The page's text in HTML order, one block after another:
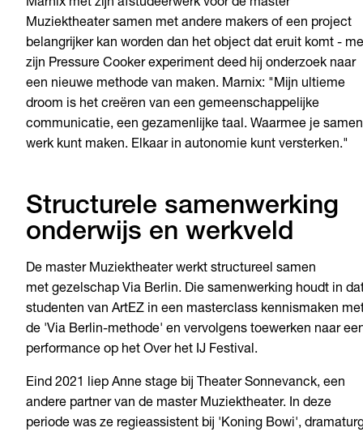
Marnix met zijn afstudeerwerk voor de master
Muziektheater samen met andere makers of een project
belangrijker kan worden dan het object dat eruit komt -
zijn Pressure Cooker experiment deed hij onderzoek naar
een nieuwe methode van maken. Marnix: "Mijn ultieme
droom is het creëren van een gemeenschappelijke
communicatie, een gezamenlijke taal. Waarmee je samen
werk kunt maken. Elkaar in autonomie kunt versterken."
Structurele samenwerking
onderwijs en werkveld
De master Muziektheater werkt structureel samen
met gezelschap Via Berlin. Die samenwerking houdt in
studenten van ArtEZ in een masterclass kennismaken
de 'Via Berlin-methode' en vervolgens toewerken naar
performance op het Over het IJ Festival.
Eind 2021 liep Anne stage bij Theater Sonnevanck, een
andere partner van de master Muziektheater. In deze
periode was ze regieassistent bij 'Koning Bowi',